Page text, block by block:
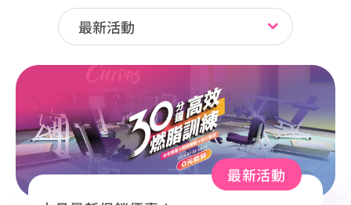
加入我們
永續企業
分店據點
最新活動
最新活動